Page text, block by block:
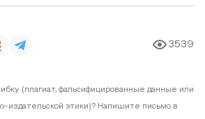
3539
(плагиат, фальсифицированные данные или
издательской этики)? Напишите письмо в